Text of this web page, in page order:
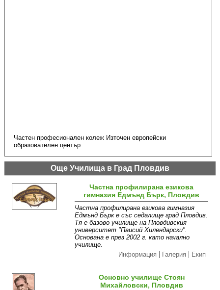
Частен професионален колеж Източен европейски
образователен център
Още Училища в Град Пловдив
Частна профилирана езикова
гимназия Едмънд Бърк, Пловдив
Частна профилирана езикова гимназия
Едмънд Бърк е със седалище град Пловдив.
Тя е базово училище на Пловдивския
университет "Паисий Хилендарски".
Основана е през 2002 г. като начално
училище.
Информация
Галерия Екип
Основно училище Стоян
Михайловски, Пловдив